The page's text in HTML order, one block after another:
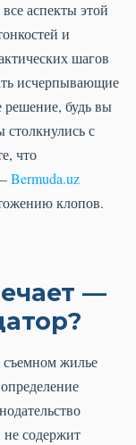
аспекты этой
и
шагов
исчерпывающие
будь вы
столкнулись с
что
Bermuda.uz
клопов.
—
съемном жилье
не содержит